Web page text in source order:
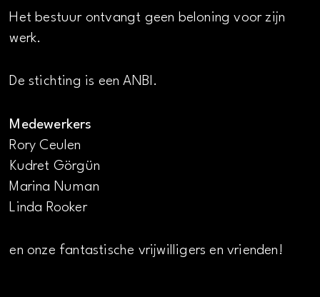
Het bestuur ontvangt geen beloning voor zijn
werk.
De stichting is een ANBI.
Medewerkers
Rory Ceulen
Kudret Görgün
Marina Numan
Linda Rooker
en onze fantastische vrijwilligers en vrienden!